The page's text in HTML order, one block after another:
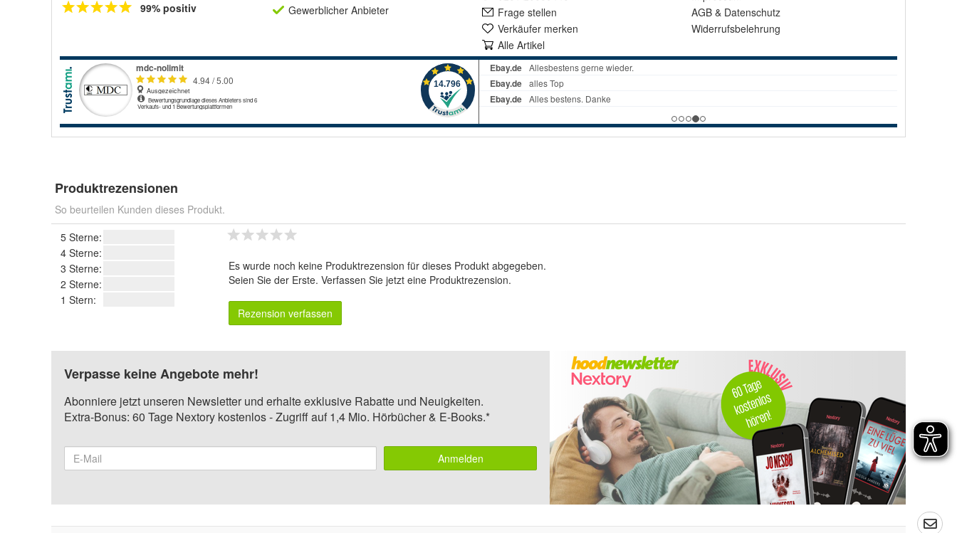
99% positiv
Gewerblicher Anbieter
Frage stellen
Verkäufer merken
Alle Artikel
AGB & Datenschutz
Widerrufsbelehrung
Produktrezensionen
So beurteilen Kunden dieses Produkt.
5 Sterne:
4 Sterne:
3 Sterne:
2 Sterne:
1 Stern:
Es wurde noch keine Produktrezension für dieses Produkt abgegeben.
Seien Sie der Erste. Verfassen Sie jetzt eine Produktrezension.
Rezension verfassen
Verpasse keine Angebote mehr!
Abonniere jetzt unseren Newsletter und erhalte exklusive Rabatte und Neuigkeiten.
Extra-Bonus: 60 Tage Nextory kostenlos - Zugriff auf 1,4 Mio. Hörbücher & E-Books.*
Anmelden